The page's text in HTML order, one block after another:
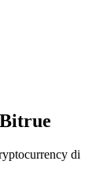
dll.
di